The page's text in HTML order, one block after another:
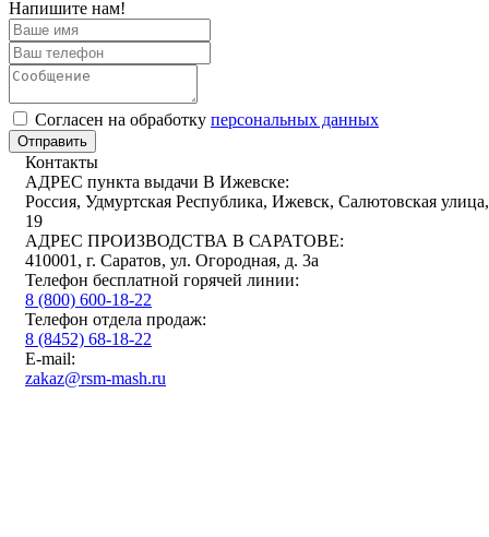
Напишите нам!
Cогласен на обработку персональных данных
Отправить
Контакты
АДРЕС пункта выдачи В Ижевске:
Россия, Удмуртская Республика, Ижевск, Салютовская улица,
19
АДРЕС ПРОИЗВОДСТВА В САРАТОВЕ:
410001, г. Саратов, ул. Огородная, д. 3а
Телефон бесплатной горячей линии:
8 (800) 600-18-22
Телефон отдела продаж:
8 (8452) 68-18-22
E-mail:
zakaz@rsm-mash.ru